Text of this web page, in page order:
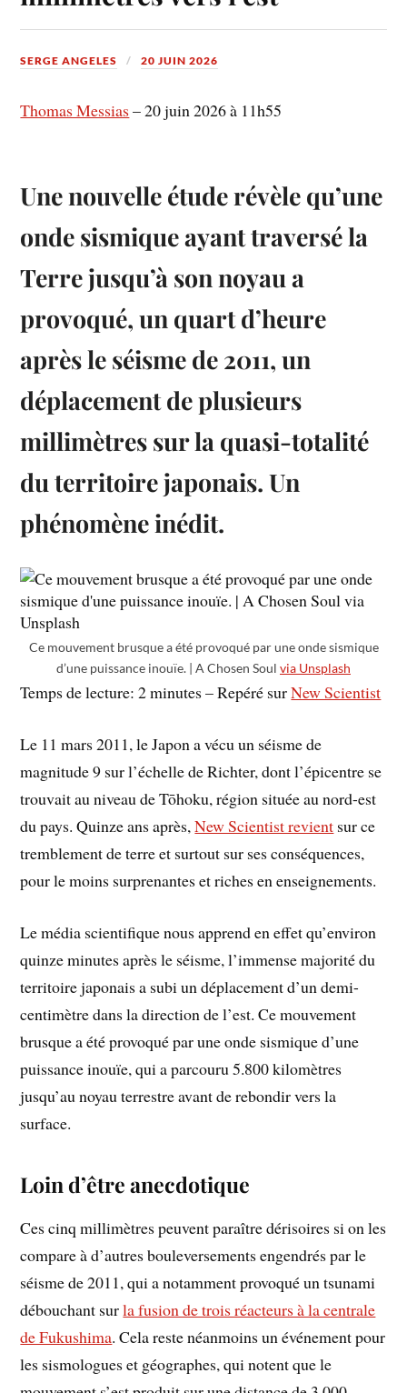
SERGE ANGELES 20 JUIN 2026
Thomas Messias –20 juin 2026 à 11h55
Une nouvelle étude révèle qu’une
onde sismique ayant traversé la
Terre jusqu’à son noyau a
provoqué, un quart d’heure
après le séisme de 2011, un
déplacement de plusieurs
millimètres sur la quasi-totalité
du territoire japonais. Un
phénomène inédit.
Ce mouvement brusque a été provoqué par une onde sismique
d’une puissance inouïe. | A Chosen Soul via Unsplash
Temps de lecture: 2 minutes – Repéré surNew Scientist
Le 11 mars 2011, le Japon a vécu un séisme de
magnitude 9 sur l’échelle de Richter, dont l’épicentre se
trouvait au niveau de Tōhoku, région située au nord-est
du pays. Quinze ans après,New Scientist revient sur ce
tremblement de terre et surtout sur ses conséquences,
pour le moins surprenantes et riches en enseignements.
Le média scientifique nous apprend en effet qu’environ
quinze minutes après le séisme, l’immense majorité du
territoire japonais a subi un déplacement d’un demi-
centimètre dans la direction de l’est. Ce mouvement
brusque a été provoqué par une onde sismique d’une
puissance inouïe, qui a parcouru 5.800 kilomètres
jusqu’au noyau terrestre avant de rebondir vers la
surface.
Loin d’être anecdotique
Ces cinq millimètres peuvent paraître dérisoires si on les
compare à d’autres bouleversements engendrés par le
séisme de 2011, qui a notamment provoqué un tsunami
débouchant surla fusion de trois réacteurs à la centrale
de Fukushima. Cela reste néanmoins un événement pour
les sismologues et géographes, qui notent que le